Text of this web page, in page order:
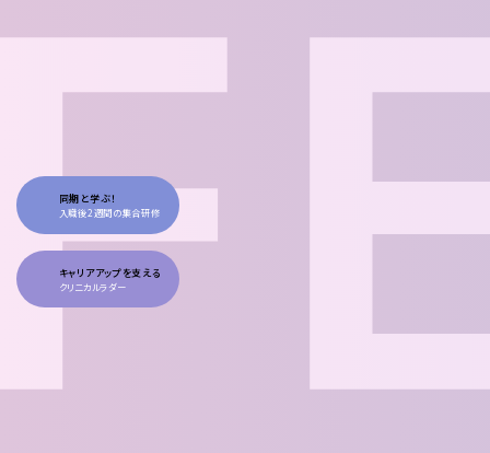
同期と学ぶ！
入職後2週間の集合研修
キャリアアップを支える
クリニカルラダー